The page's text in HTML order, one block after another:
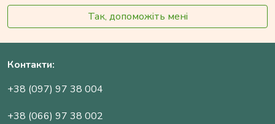
Так, допоможіть мені
Контакти:
+38 (097) 97 38 004
+38 (066) 97 38 002